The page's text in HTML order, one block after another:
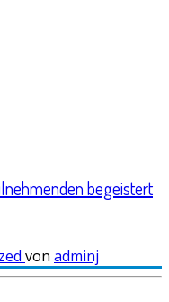
begeistert
von adminj